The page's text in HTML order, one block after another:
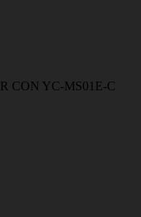
CON YC-MS01E-C